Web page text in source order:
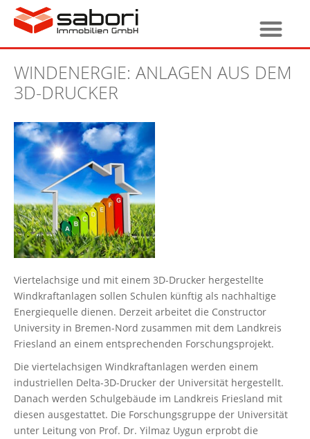
WINDENERGIE: ANLAGEN AUS DEM
3D-DRUCKER
Viertelachsige und mit einem 3D-Drucker hergestellte
Windkraftanlagen sollen Schulen künftig als nachhaltige
Energiequelle dienen. Derzeit arbeitet die Constructor
University in Bremen-Nord zusammen mit dem Landkreis
Friesland an einem entsprechenden Forschungsprojekt.
Die viertelachsigen Windkraftanlagen werden einem
industriellen Delta-3D-Drucker der Universität hergestellt.
Danach werden Schulgebäude im Landkreis Friesland mit
diesen ausgestattet. Die Forschungsgruppe der Universität
unter Leitung von Prof. Dr. Yilmaz Uygun erprobt die